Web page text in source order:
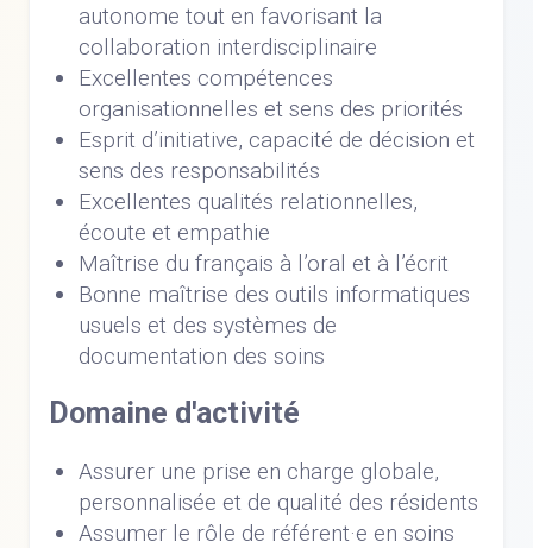
autonome tout en favorisant la
collaboration interdisciplinaire
Excellentes compétences
organisationnelles et sens des priorités
Esprit d’initiative, capacité de décision et
sens des responsabilités
Excellentes qualités relationnelles,
écoute et empathie
Maîtrise du français à l’oral et à l’écrit
Bonne maîtrise des outils informatiques
usuels et des systèmes de
documentation des soins
Domaine d'activité
Assurer une prise en charge globale,
personnalisée et de qualité des résidents
Assumer le rôle de référent·e en soins